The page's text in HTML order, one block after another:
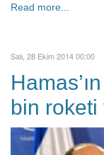
Read more...
Salı, 28 Ekim 2014 00:00
bin roketi